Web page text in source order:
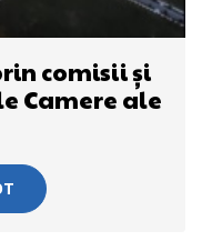
comisii și
Camere ale